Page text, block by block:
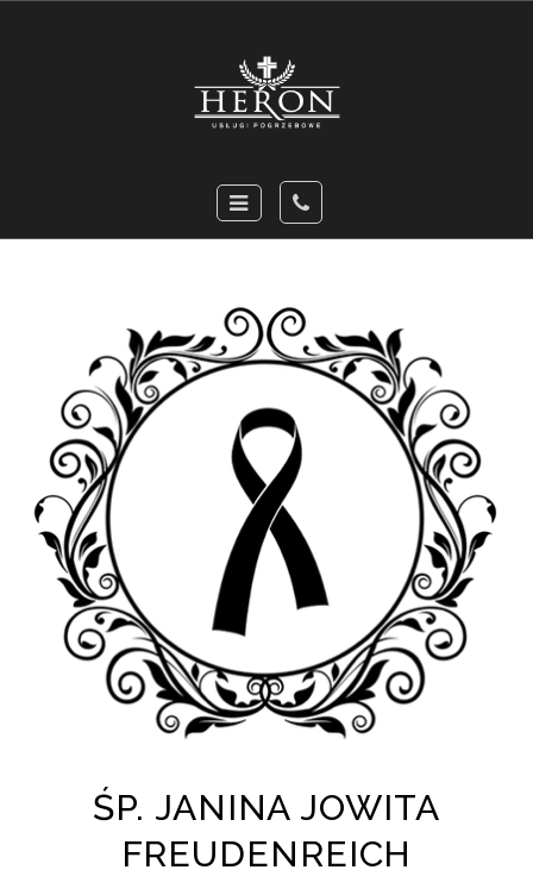
ŚP. JANINA JOWITA
FREUDENREICH